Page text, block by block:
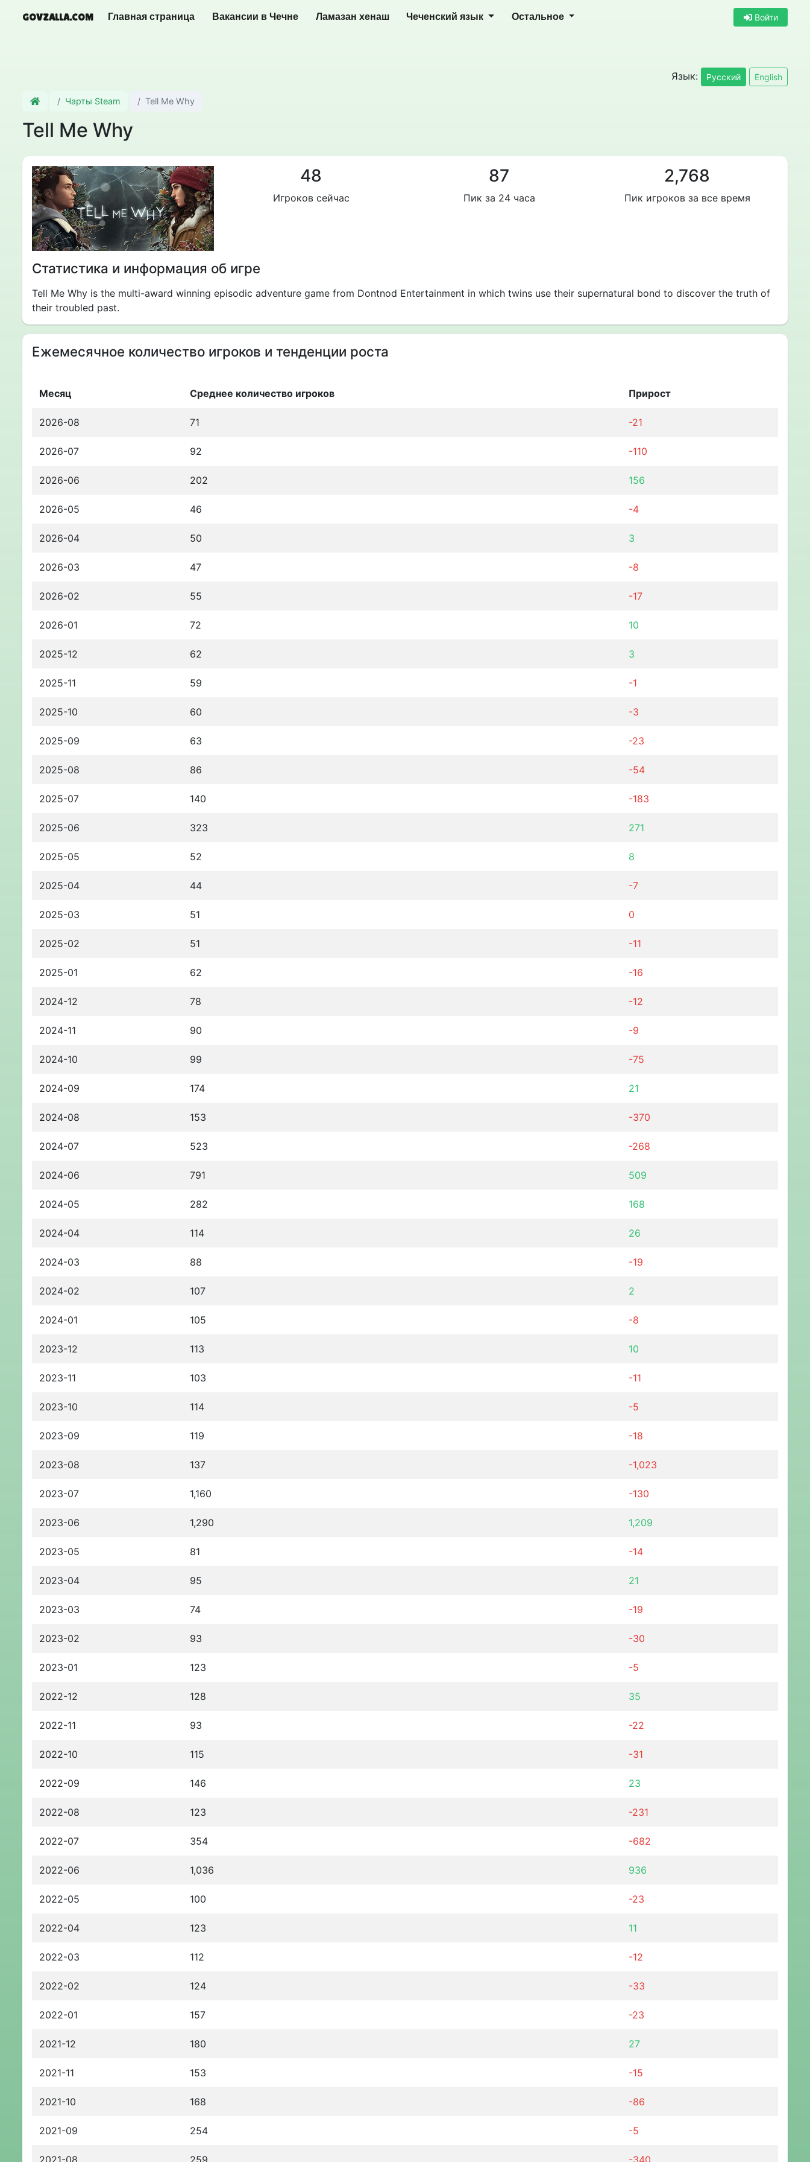
GOVZALLA.COM Главная страница Вакансии в Чечне Ламазан хенаш Чеченский язык Остальное Войти
Язык: Русский English
Чарты Steam Tell Me Why
Tell Me Why
48
Игроков сейчас
87
Пик за 24 часа
2,768
Пик игроков за все время
Статистика и информация об игре
Tell Me Why is the multi-award winning episodic adventure game from Dontnod Entertainment in which twins use their supernatural bond to discover the truth of
their troubled past.
Ежемесячное количество игроков и тенденции роста
Месяц Среднее количество игроков Прирост
2026-08 71 -21
2026-07 92 -110
2026-06 202 156
2026-05 46 -4
2026-04 50 3
2026-03 47 -8
2026-02 55 -17
2026-01 72 10
2025-12 62 3
2025-11 59 -1
2025-10 60 -3
2025-09 63 -23
2025-08 86 -54
2025-07 140 -183
2025-06 323 271
2025-05 52 8
2025-04 44 -7
2025-03 51 0
2025-02 51 -11
2025-01 62 -16
2024-12 78 -12
2024-11 90 -9
2024-10 99 -75
2024-09 174 21
2024-08 153 -370
2024-07 523 -268
2024-06 791 509
2024-05 282 168
2024-04 114 26
2024-03 88 -19
2024-02 107 2
2024-01 105 -8
2023-12 113 10
2023-11 103 -11
2023-10 114 -5
2023-09 119 -18
2023-08 137 -1,023
2023-07 1,160 -130
2023-06 1,290 1,209
2023-05 81 -14
2023-04 95 21
2023-03 74 -19
2023-02 93 -30
2023-01 123 -5
2022-12 128 35
2022-11 93 -22
2022-10 115 -31
2022-09 146 23
2022-08 123 -231
2022-07 354 -682
2022-06 1,036 936
2022-05 100 -23
2022-04 123 11
2022-03 112 -12
2022-02 124 -33
2022-01 157 -23
2021-12 180 27
2021-11 153 -15
2021-10 168 -86
2021-09 254 -5
2021-08 259 -340